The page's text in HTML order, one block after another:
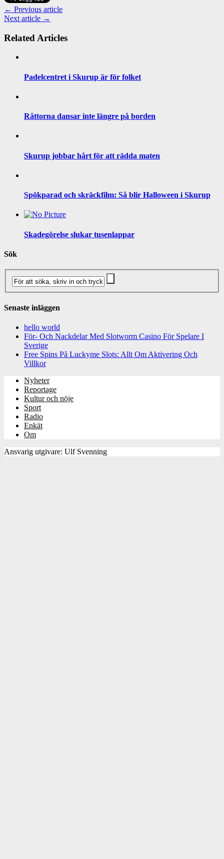
← Previous article
Next article →
Related Articles
Padelcentret i Skurup är för folket
Råttorna dansar inte längre på borden
Skurup jobbar hårt för att rädda maten
Spökparad och skräckfilm: Så blir Halloween i Skurup
Skadegörelse slukar tusenlappar
Sök
Senaste inläggen
hello world
För- Och Nackdelar Med Slotworm Casino För Spelare I
Sverige
Free Spins På Luckyme Slots: Allt Om Aktivering Och
Villkor
Nyheter
Reportage
Kultur och nöje
Sport
Radio
Enkät
Om
Ansvarig utgivare: Ulf Svenning